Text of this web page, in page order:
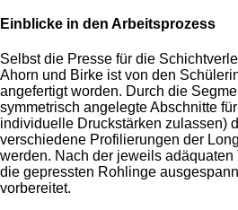
Einblicke in den Arbeitsprozess
Selbst die Presse für die
Ahorn und Birke ist von den
angefertigt worden. Durch die
symmetrisch angelegte Abschnitte
individuelle Druckstärken zulassen)
verschiedene Profilierungen der
werden. Nach der jeweils
die gepressten Rohlinge
vorbereitet.